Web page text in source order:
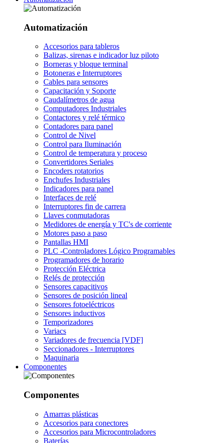
Automatización
Accesorios para tableros
Balizas, sirenas e indicador luz piloto
Borneras y bloque terminal
Botoneras e Interruptores
Cables para sensores
Capacitación y Soporte
Caudalímetros de agua
Computadores Industriales
Contactores y relé térmico
Contadores para panel
Control de Nivel
Control para Iluminación
Control de temperatura y proceso
Convertidores Seriales
Encoders rotatorios
Enchufes Industriales
Indicadores para panel
Interfaces de relé
Interruptores fin de carrera
Llaves conmutadoras
Medidores de energía y TC's de corriente
Motores paso a paso
Pantallas HMI
PLC -Controladores Lógico Programables
Programadores de horario
Protección Eléctrica
Relés de protección
Sensores capacitivos
Sensores de posición lineal
Sensores fotoeléctricos
Sensores inductivos
Temporizadores
Variacs
Variadores de frecuencia [VDF]
Seccionadores - Interruptores
Maquinaria
Componentes
Componentes
Amarras plásticas
Accesorios para conectores
Accesorios para Microcontroladores
Baterías